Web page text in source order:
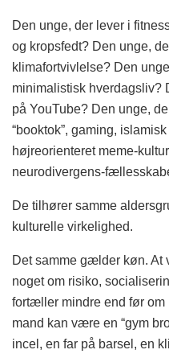
Den unge, der lever i
og kropsfedt? Den unge,
klimafortvivlelse? Den
minimalistisk hverdagsliv?
på YouTube? Den unge,
“booktok”, gaming,
højreorienteret meme-
neurodivergens-
De tilhører samme
kulturelle virkelighed.
Det samme gælder køn.
noget om risiko,
fortæller mindre end før om
mand kan være en “gym
incel, en far på barsel, en